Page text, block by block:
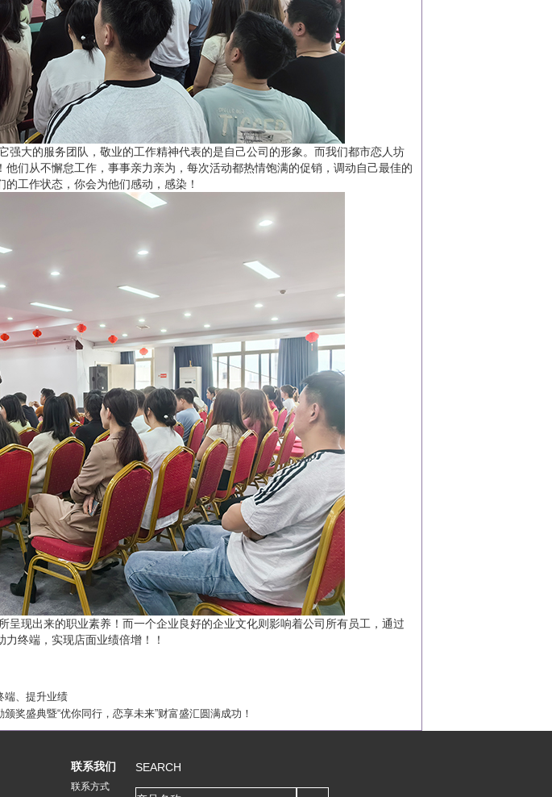
大的服务团队，敬业的工作精神代表的是自己公司的形象。而我们都市恋人坊
们从不懈怠工作，事事亲力亲为，每次活动都热情饱满的促销，调动自己最佳的
工作状态，你会为他们感动，感染！
现出来的职业素养！而一个企业良好的企业文化则影响着公司所有员工，通过
终端，实现店面业绩倍增！！
、提升业绩
奖盛典暨“优你同行，恋享未来”财富盛汇圆满成功！
联系我们
联系方式
SEARCH